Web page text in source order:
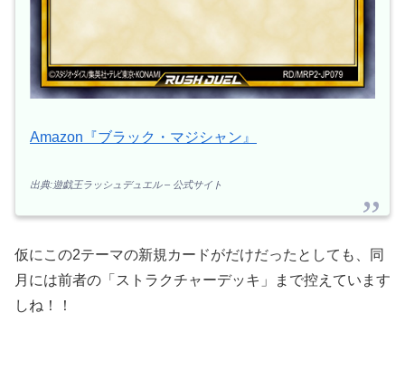
Amazon『ブラック・マジシャン』
出典:遊戯王ラッシュデュエル – 公式サイト
仮にこの2テーマの新規カードがだけだったとしても、同
月には前者の「ストラクチャーデッキ」まで控えています
しね！！